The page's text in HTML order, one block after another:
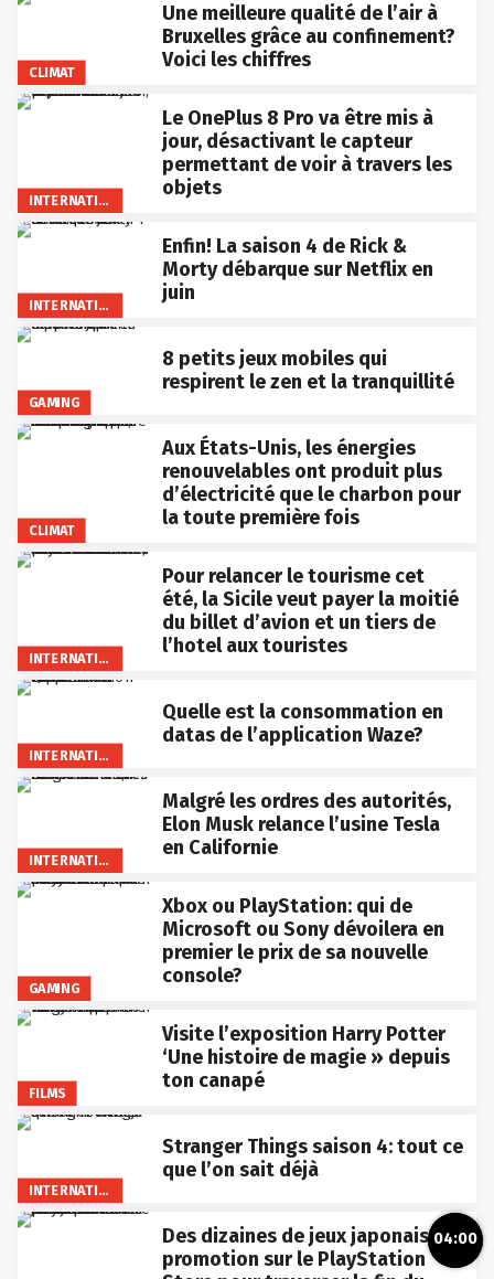
CLIMAT
Une meilleure qualité de l’air à
Bruxelles grâce au confinement?
Voici les chiffres
INTERNATIONAL
Le OnePlus 8 Pro va être mis à
jour, désactivant le capteur
permettant de voir à travers les
objets
INTERNATIONAL
Enfin! La saison 4 de Rick &
Morty débarque sur Netflix en
juin
GAMING
8 petits jeux mobiles qui
respirent le zen et la tranquillité
CLIMAT
Aux États-Unis, les énergies
renouvelables ont produit plus
d’électricité que le charbon pour
la toute première fois
INTERNATIONAL
Pour relancer le tourisme cet
été, la Sicile veut payer la moitié
du billet d’avion et un tiers de
l’hotel aux touristes
INTERNATIONAL
Quelle est la consommation en
datas de l’application Waze?
INTERNATIONAL
Malgré les ordres des autorités,
Elon Musk relance l’usine Tesla
en Californie
GAMING
Xbox ou PlayStation: qui de
Microsoft ou Sony dévoilera en
premier le prix de sa nouvelle
console?
FILMS
Visite l’exposition Harry Potter
‘Une histoire de magie » depuis
ton canapé
INTERNATIONAL
Stranger Things saison 4: tout ce
que l’on sait déjà
Des dizaines de jeux japonais en
promotion sur le PlayStation
04:00